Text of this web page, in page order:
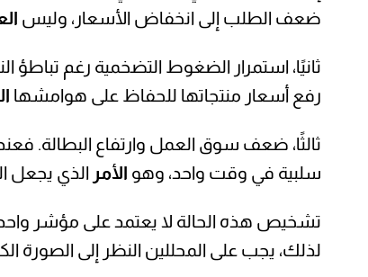
ضعف الطلب إلى انخفاض الأسعار، وليس
ثانيًا، استمرار الضغوط التضخمية رغم تباطؤ
رفع أسعار منتجاتها للحفاظ على هوامشها
ثالثًا، ضعف سوق العمل وارتفاع البطالة.
سلبية في وقت واحد، وهو الأمر الذي يجعل
تشخيص هذه الحالة لا يعتمد على مؤشر
لذلك، يجب على المحللين النظر إلى الصورة